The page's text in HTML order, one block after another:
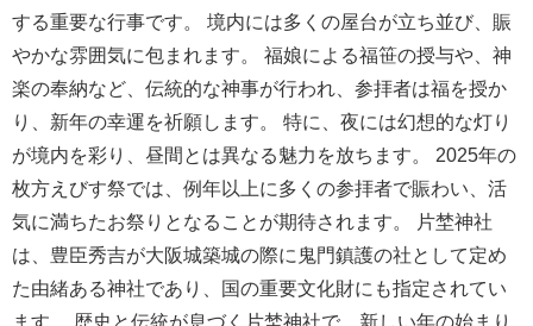
する重要な行事です。 境内には多くの屋台が立ち並び、賑
やかな雰囲気に包まれます。 福娘による福笹の授与や、神
楽の奉納など、伝統的な神事が行われ、参拝者は福を授か
り、新年の幸運を祈願します。 特に、夜には幻想的な灯り
が境内を彩り、昼間とは異なる魅力を放ちます。 2025年の
枚方えびす祭では、例年以上に多くの参拝者で賑わい、活
気に満ちたお祭りとなることが期待されます。 片埜神社
は、豊臣秀吉が大阪城築城の際に鬼門鎮護の社として定め
た由緒ある神社であり、国の重要文化財にも指定されてい
ます。 歴史と伝統が息づく片埜神社で、新しい年の始まり